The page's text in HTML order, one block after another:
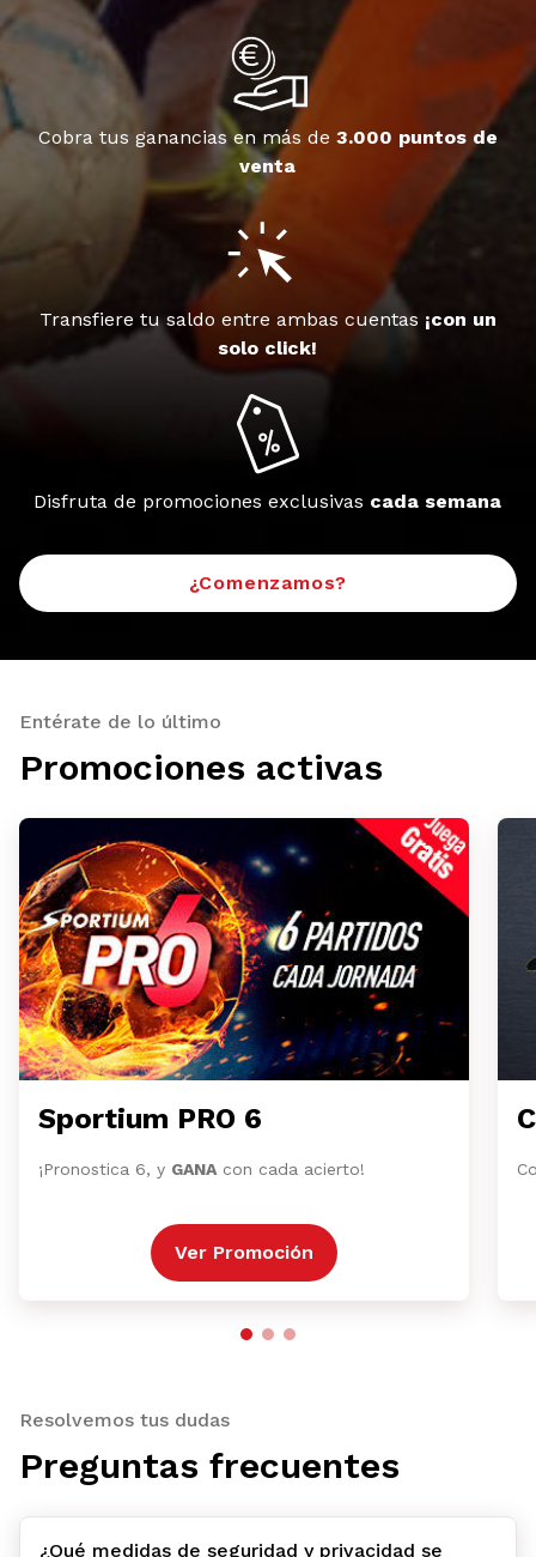
Cobra tus ganancias en más de 3.000 puntos de
venta
Transfiere tu saldo entre ambas cuentas ¡con un
solo click!
Disfruta de promociones exclusivas cada semana
¿Comenzamos?
Entérate de lo último
Promociones activas
Sportium PRO 6
¡Pronostica 6, y GANA con cada acierto!
Ver Promoción
Resolvemos tus dudas
Preguntas frecuentes
¿Qué medidas de seguridad y privacidad se